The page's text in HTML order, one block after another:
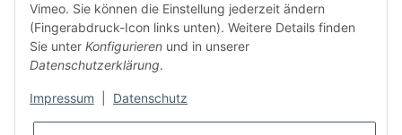
Vimeo. Sie können die Einstellung jederzeit ändern
(Fingerabdruck-Icon links unten). Weitere Details finden
Sie unter Konfigurieren und in unserer
Datenschutzerklärung.
Impressum Datenschutz
nächsten Einkauf. Den Gutschein erhalten Sie per Email nach der
erfolgreichen Bestätigung Ihrer Email-Adresse